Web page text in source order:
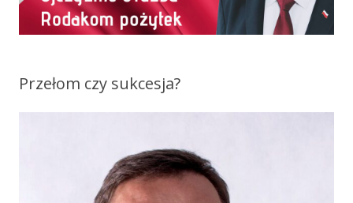
Przełom czy sukcesja?